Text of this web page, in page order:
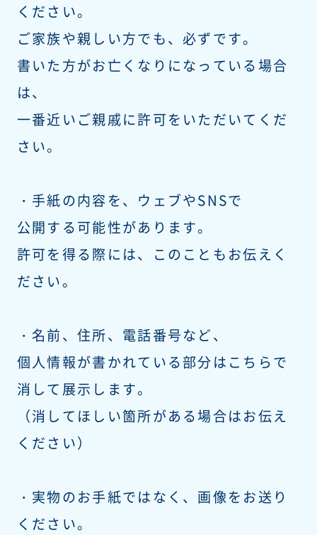
ください。
ご家族や親しい方でも、必ずです。
書いた方がお亡くなりになっている場合
は、
一番近いご親戚に許可をいただいてくだ
さい。
・手紙の内容を、ウェブやSNSで
公開する可能性があります。
許可を得る際には、このこともお伝えく
ださい。
・名前、住所、電話番号など、
個人情報が書かれている部分はこちらで
消して展示します。
（消してほしい箇所がある場合はお伝え
ください）
・実物のお手紙ではなく、画像をお送り
ください。